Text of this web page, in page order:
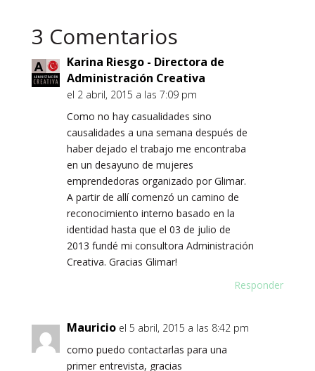
3 Comentarios
Karina Riesgo - Directora de
Administración Creativa
el 2 abril, 2015 a las 7:09 pm
Como no hay casualidades sino
causalidades a una semana después de
haber dejado el trabajo me encontraba
en un desayuno de mujeres
emprendedoras organizado por Glimar.
A partir de allí comenzó un camino de
reconocimiento interno basado en la
identidad hasta que el 03 de julio de
2013 fundé mi consultora Administración
Creativa. Gracias Glimar!
Responder
Mauricio el 5 abril, 2015 a las 8:42 pm
como puedo contactarlas para una
primer entrevista, gracias